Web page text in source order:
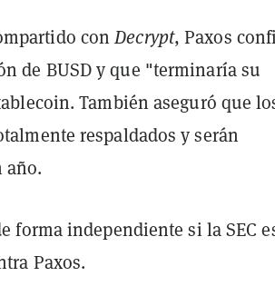
conDecrypt, Paxos
de BUSD y que "terminaría su
También aseguró que
respaldados y serán
año.
forma independiente si la SEC
Paxos.